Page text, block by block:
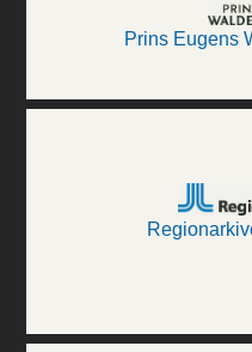
Prins Eugens